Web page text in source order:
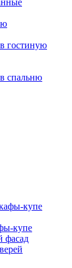
гостиную
спальню
купе
купе
фасад